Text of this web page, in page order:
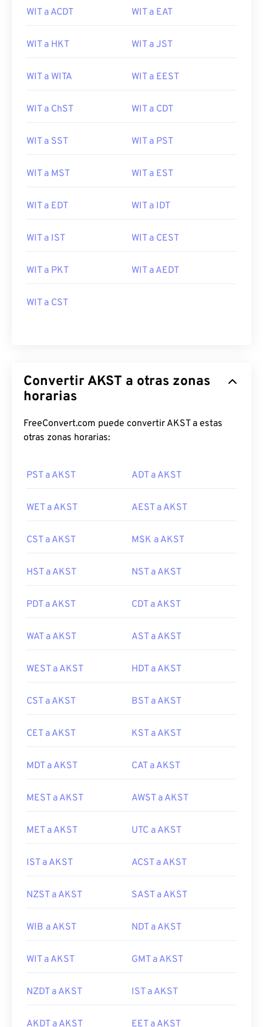
WIT a ACDT WIT a EAT
WIT a HKT WIT a JST
WIT a WITA WIT a EEST
WIT a ChST WIT a CDT
WIT a SST WIT a PST
WIT a MST WIT a EST
WIT a EDT WIT a IDT
WIT a IST WIT a CEST
WIT a PKT WIT a AEDT
WIT a CST
Convertir AKST a otras zonas
horarias
FreeConvert.com puede convertir AKST a estas
otras zonas horarias:
PST a AKST ADT a AKST
WET a AKST AEST a AKST
CST a AKST MSK a AKST
HST a AKST NST a AKST
PDT a AKST CDT a AKST
WAT a AKST AST a AKST
WEST a AKST HDT a AKST
CST a AKST BST a AKST
CET a AKST KST a AKST
MDT a AKST CAT a AKST
MEST a AKST AWST a AKST
MET a AKST UTC a AKST
IST a AKST ACST a AKST
NZST a AKST SAST a AKST
WIB a AKST NDT a AKST
WIT a AKST GMT a AKST
NZDT a AKST IST a AKST
AKDT a AKST EET a AKST